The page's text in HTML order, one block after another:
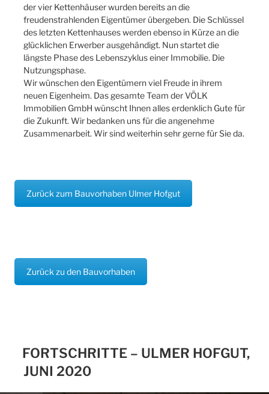
der vier Kettenhäuser wurden bereits an die
freudenstrahlenden Eigentümer übergeben. Die Schlüssel
des letzten Kettenhauses werden ebenso in Kürze an die
glücklichen Erwerber ausgehändigt. Nun startet die
längste Phase des Lebenszyklus einer Immobilie. Die
Nutzungsphase.
Wir wünschen den Eigentümern viel Freude in ihrem
neuen Eigenheim. Das gesamte Team der VÖLK
Immobilien GmbH wünscht Ihnen alles erdenklich Gute für
die Zukunft. Wir bedanken uns für die angenehme
Zusammenarbeit. Wir sind weiterhin sehr gerne für Sie da.
Zurück zum Bauvorhaben Ulmer Hofgut
Zurück zu den Bauvorhaben
FORTSCHRITTE – ULMER HOFGUT,
JUNI 2020